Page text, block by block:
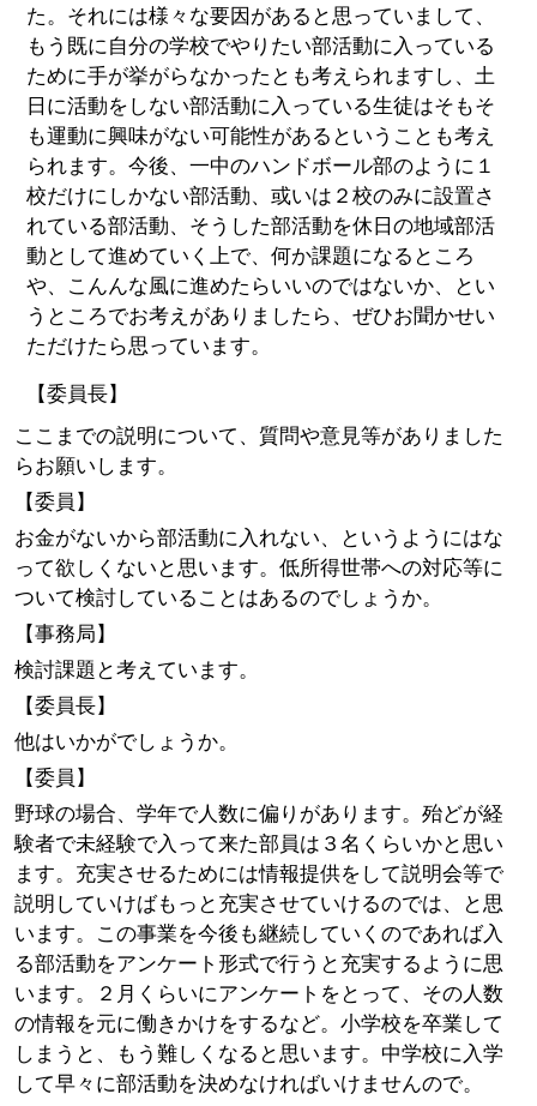
た。それには様々な要因があると思っていまして、
もう既に自分の学校でやりたい部活動に入っている
ために手が挙がらなかったとも考えられますし、土
日に活動をしない部活動に入っている生徒はそもそ
も運動に興味がない可能性があるということも考え
られます。今後、一中のハンドボール部のように１
校だけにしかない部活動、或いは２校のみに設置さ
れている部活動、そうした部活動を休日の地域部活
動として進めていく上で、何か課題になるところ
や、こんんな風に進めたらいいのではないか、とい
うところでお考えがありましたら、ぜひお聞かせい
ただけたら思っています。
【委員長】
ここまでの説明について、質問や意見等がありました
らお願いします。
【委員】
お金がないから部活動に入れない、というようにはな
って欲しくないと思います。低所得世帯への対応等に
ついて検討していることはあるのでしょうか。
【事務局】
検討課題と考えています。
【委員長】
他はいかがでしょうか。
【委員】
野球の場合、学年で人数に偏りがあります。殆どが経
験者で未経験で入って来た部員は３名くらいかと思い
ます。充実させるためには情報提供をして説明会等で
説明していけばもっと充実させていけるのでは、と思
います。この事業を今後も継続していくのであれば入
る部活動をアンケート形式で行うと充実するように思
います。２月くらいにアンケートをとって、その人数
の情報を元に働きかけをするなど。小学校を卒業して
しまうと、もう難しくなると思います。中学校に入学
して早々に部活動を決めなければいけませんので。